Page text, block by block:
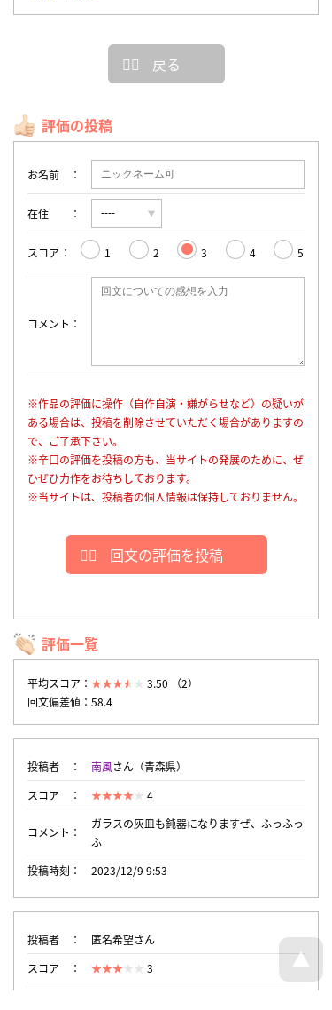
戻る
評価の投稿
お名前
在住
スコア 1 2 3 4 5
コメント
※作品の評価に操作（自作自演・嫌がらせなど）の疑いが
ある場合は、投稿を削除させていただく場合がありますの
で、ご了承下さい。
※辛口の評価を投稿の方も、当サイトの発展のために、ぜ
ひぜひ力作をお待ちしております。
※当サイトは、投稿者の個人情報は保持しておりません。
回文の評価を投稿
評価一覧
平均スコア：
3.50 （2）
回文偏差値：58.4
投稿者 南風さん（青森県）
スコア
4
コメント
ガラスの灰皿も鈍器になりますぜ、ふっふっ
ふ
投稿時刻
2023/12/9 9:53
投稿者
匿名希望さん
スコア
3